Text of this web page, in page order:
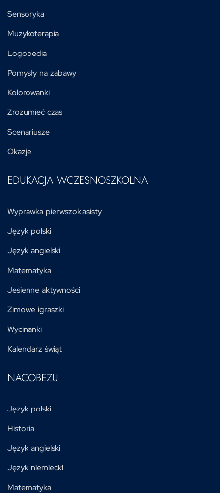
Sensoryka
Muzykoterapia
Logopedia
Pomysły na zabawy
Kolorowanki
Zrozumieć czas
Scenariusze
Okazje
EDUKACJA WCZESNOSZKOLNA
Wyprawka pierwszoklasisty
Język polski
Język angielski
Matematyka
Jesienne aktywności
Zimowe igraszki
Wycinanki
Kalendarz świąt
NACOBEZU
Język polski
Historia
Język angielski
Język niemiecki
Matematyka